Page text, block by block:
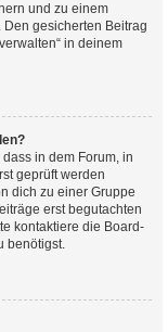
und zu einem
gesicherten Beitrag
in deinem
in dem Forum, in
geprüft werden
dich zu einer Gruppe
erst begutachten
kontaktiere die Board-
benötigst.